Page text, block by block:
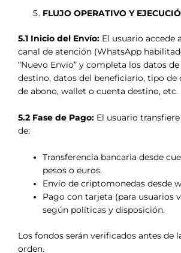
FLUJO OPERATIVO Y
5.1 Inicio del Envío: El usuario accede
canal de atención (WhatsApp
“Nuevo Envío” y completa los datos
destino, datos del beneficiario, tipo de
de abono, wallet o cuenta destino, etc.
5.2 Fase de Pago: El usuario
de:
Transferencia bancaria desde
pesos o euros.
Envío de criptomonedas desde
Pago con tarjeta (para usuarios
según políticas y disposición.
Los fondos serán verificados antes de
orden.